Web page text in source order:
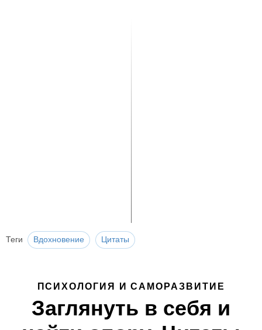
Теги Вдохновение Цитаты
ПСИХОЛОГИЯ И САМОРАЗВИТИЕ
Заглянуть в себя и